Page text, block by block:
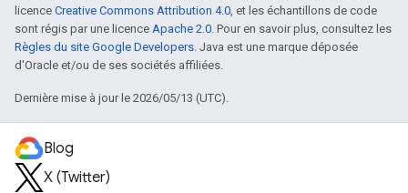
licence Creative Commons Attribution 4.0, et les échantillons de code
sont régis par une licence Apache 2.0. Pour en savoir plus, consultez les
Règles du site Google Developers. Java est une marque déposée
d'Oracle et/ou de ses sociétés affiliées.
Dernière mise à jour le 2026/05/13 (UTC).
Blog
X (Twitter)